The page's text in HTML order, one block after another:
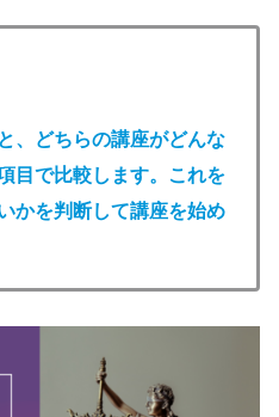
、どちらの講座がどんな
目で比較します。これを
かを判断して講座を始め